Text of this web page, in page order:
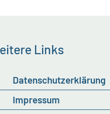
Links
Datenschutzerklärung
Impressum